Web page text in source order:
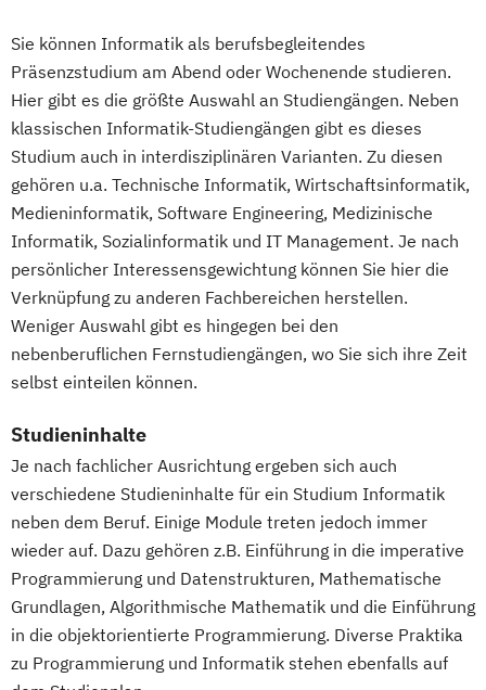
Mathematik für Studierende
ingenieurwissenschaftlicher Fächer
Mathematik für Studierende
wirtschaftswissenschaftlicher Fächer
Mechatronik Mediengestaltung
Medizinische Informatik Medizintechnik
Mensch-Computer-Interaktion
Nachhaltiges Design
Nachhaltigkeitsmanagement
Nachhaltigkeitstechnologien und -
management
Nationale und internationale Zertifizierung
New Venture Management
Patentmanagement
Professional Software Engineering
Prozesssimulation in der
Verfahrenstechnik
Qualitätsmanagement
Regenerative Energietechnik
Technikfolgen­abschätzung
Technische Betriebswirtschaft
Sie können Informatik als berufsbegleitendes
Präsenzstudium am Abend oder Wochenende studieren.
Hier gibt es die größte Auswahl an Studiengängen. Neben
klassischen Informatik-Studiengängen gibt es dieses
Studium auch in interdisziplinären Varianten. Zu diesen
gehören u.a. Technische Informatik, Wirtschaftsinformatik,
Medieninformatik, Software Engineering, Medizinische
Informatik, Sozialinformatik und IT Management. Je nach
persönlicher Interessensgewichtung können Sie hier die
Verknüpfung zu anderen Fachbereichen herstellen.
Weniger Auswahl gibt es hingegen bei den
nebenberuflichen Fernstudiengängen, wo Sie sich ihre Zeit
selbst einteilen können.
Studieninhalte
Je nach fachlicher Ausrichtung ergeben sich auch
verschiedene Studieninhalte für ein Studium Informatik
neben dem Beruf. Einige Module treten jedoch immer
wieder auf. Dazu gehören z.B. Einführung in die imperative
Programmierung und Datenstrukturen, Mathematische
Grundlagen, Algorithmische Mathematik und die Einführung
in die objektorientierte Programmierung. Diverse Praktika
zu Programmierung und Informatik stehen ebenfalls auf